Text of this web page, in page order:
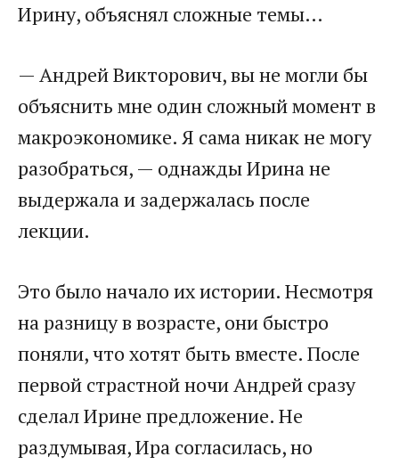
Ирину, объяснял сложные темы…​
​— Андрей Викторович, вы не могли бы
объяснить мне один сложный момент в
макроэкономике. Я сама никак не могу
разобраться, — однажды Ирина не
выдержала и задержалась после
лекции.​
​Это было начало их истории. Несмотря
на разницу в возрасте, они быстро
поняли, что хотят быть вместе. После
первой страстной ночи Андрей сразу
сделал Ирине предложение. Не
раздумывая, Ира согласилась, но